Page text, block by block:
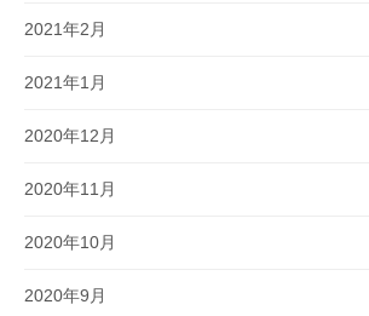
2021年2月
2021年1月
2020年12月
2020年11月
2020年10月
2020年9月